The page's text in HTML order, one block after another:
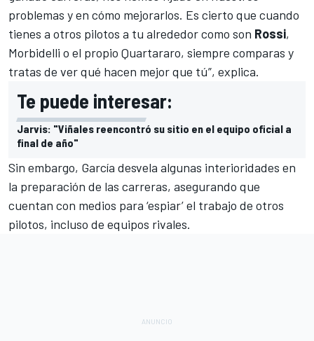
problemas y en cómo mejorarlos. Es cierto que cuando
tienes a otros pilotos a tu alrededor como son Rossi,
Morbidelli o el propio Quartararo, siempre comparas y
tratas de ver qué hacen mejor que tú”, explica.
Te puede interesar:
Jarvis: "Viñales reencontró su sitio en el equipo oficial a
final de año"
Sin embargo, García desvela algunas interioridades en
la preparación de las carreras, asegurando que
cuentan con medios para ‘espiar’ el trabajo de otros
pilotos, incluso de equipos rivales.